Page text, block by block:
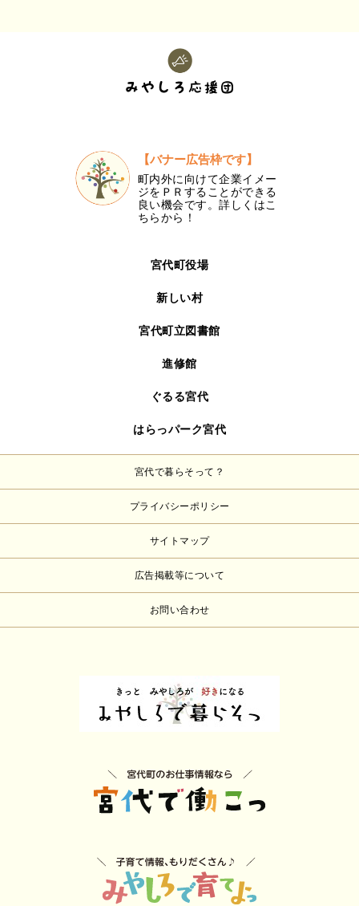
【バナー広告枠です】
町内外に向けて企業イメー
ジをＰＲすることができる
良い機会です。詳しくはこ
ちらから！
宮代町役場
新しい村
宮代町立図書館
進修館
ぐるる宮代
はらっパーク宮代
宮代で暮らそって？
プライバシーポリシー
サイトマップ
広告掲載等について
お問い合わせ